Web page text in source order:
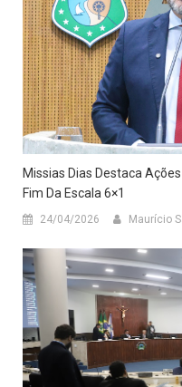
Missias Dias Destaca
Fim Da Escala 6×1
24/04/2026 Maurício